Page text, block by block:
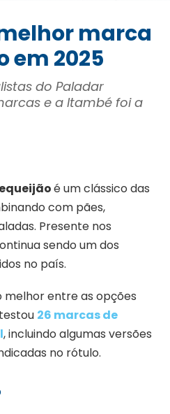
marca
em 2025
do Paladar
e a Itambé foi a
é um clássico das
com pães,
Presente nos
sendo um dos
no país.
melhor entre as opções
testou 26 marcas de
, incluindo algumas versões
no rótulo.